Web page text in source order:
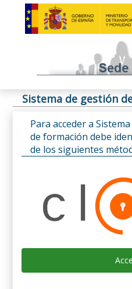
Sistema de gestión
Para acceder a
de formación debe
de los siguientes